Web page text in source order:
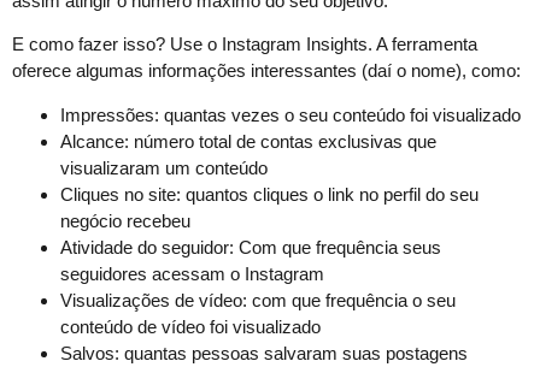
E como fazer isso? Use o Instagram Insights. A ferramenta
oferece algumas informações interessantes (daí o nome), como:
Impressões: quantas vezes o seu conteúdo foi visualizado
Alcance: número total de contas exclusivas que
visualizaram um conteúdo
Cliques no site: quantos cliques o link no perfil do seu
negócio recebeu
Atividade do seguidor: Com que frequência seus
seguidores acessam o Instagram
Visualizações de vídeo: com que frequência o seu
conteúdo de vídeo foi visualizado
Salvos: quantas pessoas salvaram suas postagens